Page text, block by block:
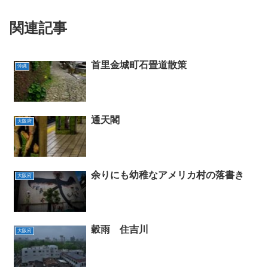
関連記事
沖縄 首里金城町石畳道散策
大阪府 通天閣
大阪府 余りにも幼稚なアメリカ村の落書き
大阪府 穀雨 住吉川